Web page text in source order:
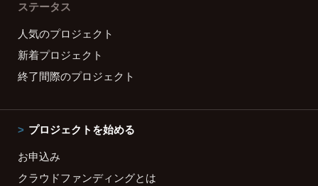
ステータス
人気のプロジェクト
新着プロジェクト
終了間際のプロジェクト
プロジェクトを始める
お申込み
クラウドファンディングとは